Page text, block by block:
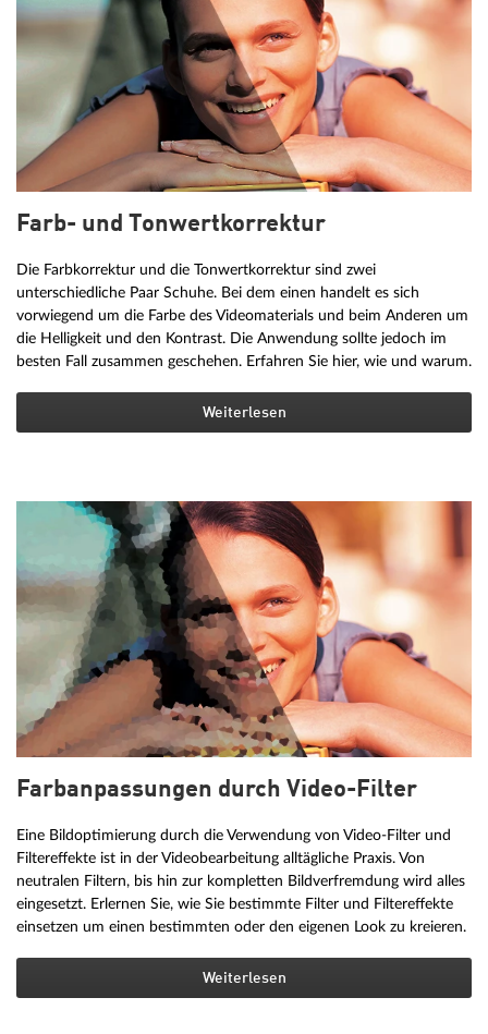
Farb- und Tonwertkorrektur
Die Farbkorrektur und die Tonwertkorrektur sind zwei
unterschiedliche Paar Schuhe. Bei dem einen handelt es sich
vorwiegend um die Farbe des Videomaterials und beim Anderen um
die Helligkeit und den Kontrast. Die Anwendung sollte jedoch im
besten Fall zusammen geschehen. Erfahren Sie hier, wie und warum.
Weiterlesen
Farbanpassungen durch Video-Filter
Eine Bildoptimierung durch die Verwendung von Video-Filter und
Filtereffekte ist in der Videobearbeitung alltägliche Praxis. Von
neutralen Filtern, bis hin zur kompletten Bildverfremdung wird alles
eingesetzt. Erlernen Sie, wie Sie bestimmte Filter und Filtereffekte
einsetzen um einen bestimmten oder den eigenen Look zu kreieren.
Weiterlesen